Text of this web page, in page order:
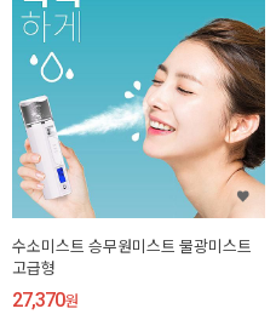
수소미스트 승무원미스트 물광미스트
고급형
27,370원